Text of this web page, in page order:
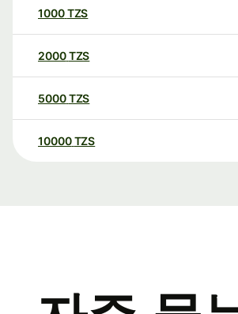
1000TZS
2000TZS
5000TZS
10000 TZS